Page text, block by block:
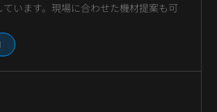
ています。現場に合わせた機材提案も可